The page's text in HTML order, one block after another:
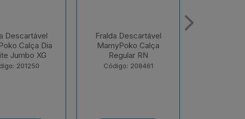
Descartável
Calça
RN
208461
Fralda Descartável
MamyPoko Calça Dia
E Noite Giga M 68
Unid...